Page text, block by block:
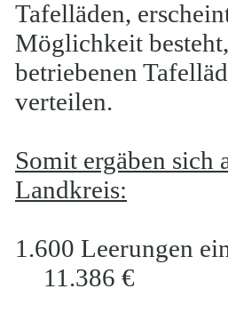
Tafelläden,
Möglichkeit
betriebenen
verteilen.
Somit ergäben sich
Landkreis:
1.600 Leerungen
11.386 €